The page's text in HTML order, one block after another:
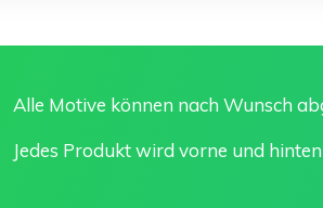
Alle Motive können nach Wunsch
Jedes Produkt wird vorne und